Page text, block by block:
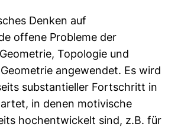
Denken auf
offene Probleme der
Topologie und
angewendet. Es wird
substantieller Fortschritt in
in denen motivische
hochentwickelt sind, z.B. für